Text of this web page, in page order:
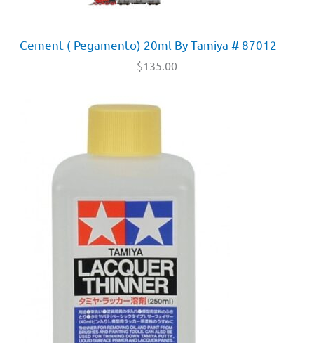
Cement ( Pegamento) 20ml By Tamiya # 87012
$135.00